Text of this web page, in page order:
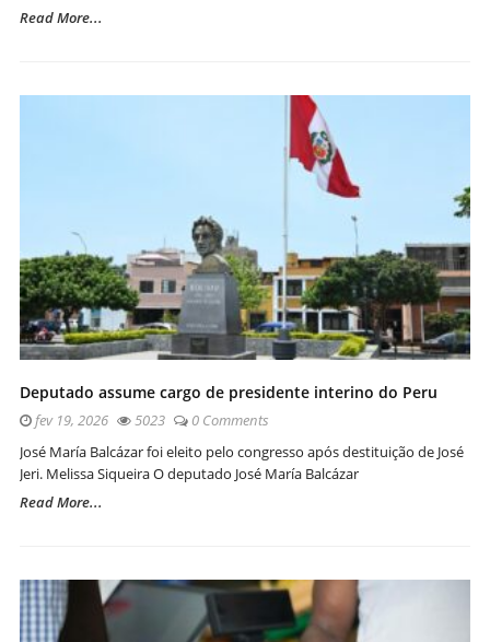
Read More...
Deputado assume cargo de presidente interino do Peru
fev 19, 2026 5023
0 Comments
José María Balcázar foi eleito pelo congresso após destituição de José
Jeri. Melissa Siqueira O deputado José María Balcázar
Read More...